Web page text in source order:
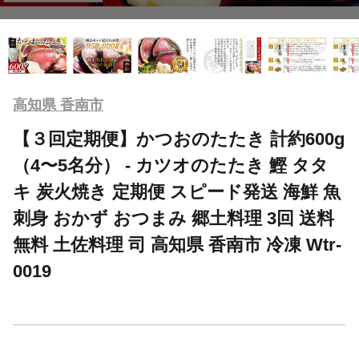
高知県 香南市
【３回定期便】かつおのたたき 計約600g
（4〜5名分） - カツオのたたき 鰹 タタ
キ 炭火焼き 定期便 スピード発送 海鮮 魚
刺身 おかず おつまみ 郷土料理 3回 送料
無料 土佐料理 司 高知県 香南市 冷凍 Wtr-
0019